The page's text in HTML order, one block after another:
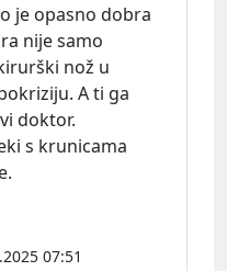
je opasno dobra
nije samo
nož u
A ti ga
doktor.
s krunicama
07:51